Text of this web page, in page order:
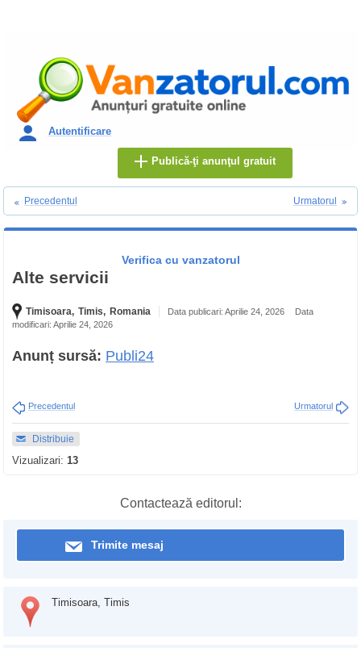
Autentificare
Publică-ţi anunţul gratuit
Precedentul Urmatorul
Verifica cu vanzatorul
Alte servicii
Timisoara, Timis, Romania Data publicari: Aprilie 24, 2026
Data
modificari: Aprilie 24, 2026
Anunț sursă: Publi24
Precedentul Urmatorul
Distribuie
Vizualizari: 13
Contactează editorul:
Trimite mesaj
Timisoara, Timis